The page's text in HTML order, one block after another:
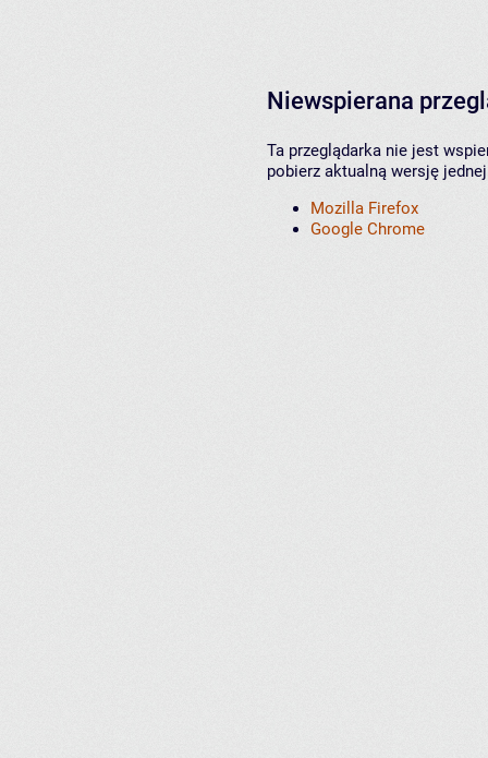
Niewspierana
Ta przeglądarka nie jest
pobierz aktualną wersję
Mozilla Firefox
Google Chrome